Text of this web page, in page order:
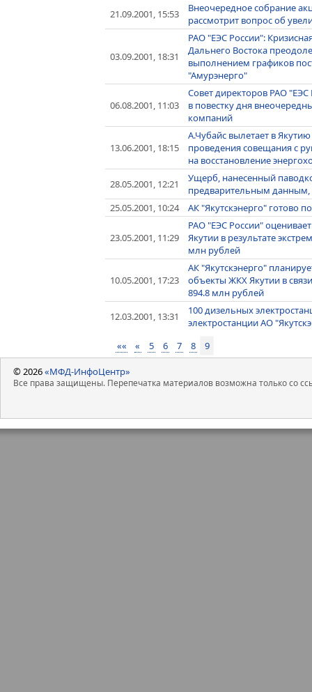
21.09.2001, 15:53
Внеочередное собрание
рассмотрит вопрос об
03.09.2001, 18:31
РАО "ЕЭС России":
Дальнего Востока
выполнением графиков
"Амурэнерго"
06.08.2001, 11:03
Совет директоров РАО
в повестку дня
компаний
13.06.2001, 18:15
А.Чубайс вылетает в
проведения совещания с
на восстановление
28.05.2001, 12:21
Ущерб, нанесенный
предварительным данным,
25.05.2001, 10:24
АК "Якутскэнерго" готово
23.05.2001, 11:29
РАО "ЕЭС России"
Якутии в результате
млн рублей
10.05.2001, 17:23
АК "Якутскэнерго"
объекты ЖКХ Якутии в
894.8 млн рублей
12.03.2001, 13:31
100 дизельных
электростанции АО
««
« 5 6 7 8 9
© 2026«МФД-ИнфоЦентр»
Все права защищены. Перепечатка материалов возможна только со